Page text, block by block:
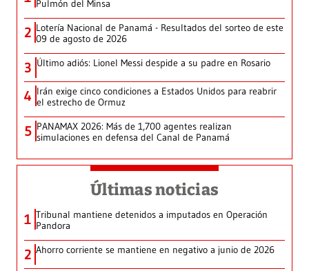
Pulmón del Minsa
2 Lotería Nacional de Panamá - Resultados del sorteo de este
09 de agosto de 2026
3 Último adiós: Lionel Messi despide a su padre en Rosario
4 Irán exige cinco condiciones a Estados Unidos para reabrir
el estrecho de Ormuz
5 PANAMAX 2026: Más de 1,700 agentes realizan
simulaciones en defensa del Canal de Panamá
Últimas noticias
1 Tribunal mantiene detenidos a imputados en Operación
Pandora
2 Ahorro corriente se mantiene en negativo a junio de 2026